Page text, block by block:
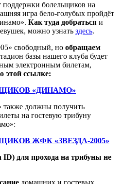
болельщиков на
игра бело-голубых пройдёт
Как туда добраться и
можно узнать здесь.
свободный, но обращаем
базы нашего клуба будет
электронным билетам,
этой ссылке:
«ДИНАМО»
также должны получить
на гостевую трибуну
ЖФК «ЗВЕЗДА-2005»
для прохода на трибуны не